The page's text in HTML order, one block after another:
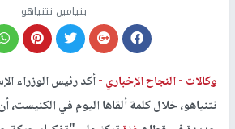
بنيامين نتنياهو
وكالات -النجاح الإخباري -أكد رئيس الوزراء
نتنياهو، خلال كلمة ألقاها اليوم في